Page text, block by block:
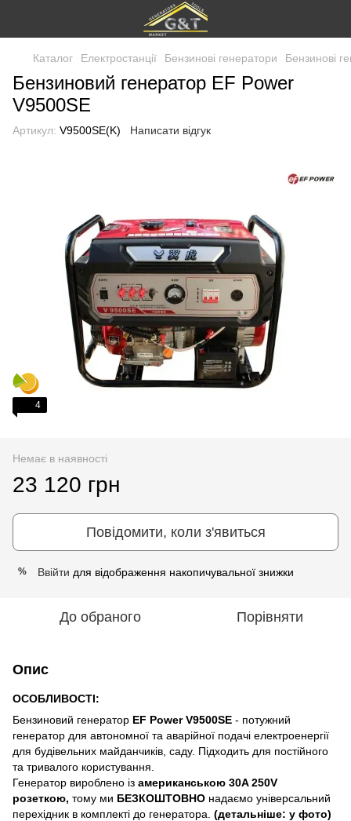
Каталог Електростанції Бензинові генератори Бензинові
Бензиновий генератор EF Power
V9500SE
Артикул: V9500SE(K) Написати відгук
4
Немає в наявності
23 120 грн
Повідомити, коли з'явиться
% Ввійти для відображення накопичувальної знижки
До обраного Порівняти
Опис
ОСОБЛИВОСТІ:
Бензиновий генератор EF Power V9500SE - потужний
генератор для автономної та аварійної подачі електроенергії
для будівельних майданчиків, саду. Підходить для постійного
та тривалого користування.
Генератор вироблено із американською 30A 250V
розеткою, тому ми БЕЗКОШТОВНО надаємо універсальний
перехідник в комплекті до генератора. (детальніше: у фото)